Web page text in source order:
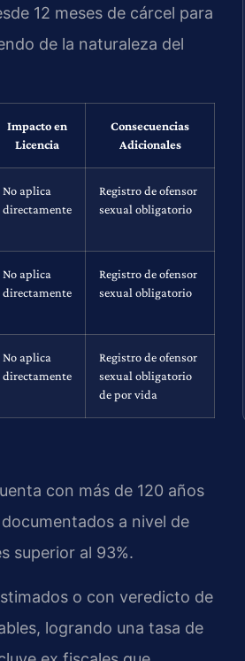
12 meses de cárcel para
de la naturaleza del
Impacto en
Licencia
Consecuencias
Adicionales
No aplica
directamente
Registro de ofensor
sexual obligatorio
No aplica
directamente
Registro de ofensor
sexual obligatorio
No aplica
directamente
Registro de ofensor
sexual obligatorio
de por vida
con más de 120 años
a nivel de
superior al 93%.
o con veredicto de
logrando una tasa de